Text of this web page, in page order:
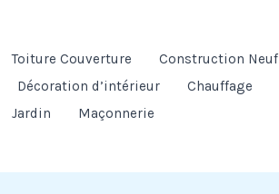
Toiture Couverture Construction Neuf
Décoration d’intérieur Chauffage
Jardin Maçonnerie